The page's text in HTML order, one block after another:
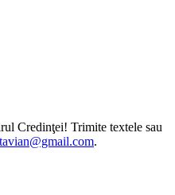
Credinţei! Trimite textele sau
.